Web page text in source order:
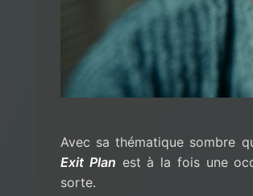
Avec sa thématique sombre
Exit Plan est à la fois une
sorte.